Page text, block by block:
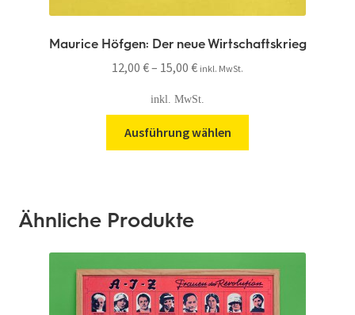
Maurice Höfgen: Der neue Wirtschaftskrieg
12,00 €– 15,00 € inkl. MwSt.
inkl. MwSt.
Ausführung wählen
Ähnliche Produkte